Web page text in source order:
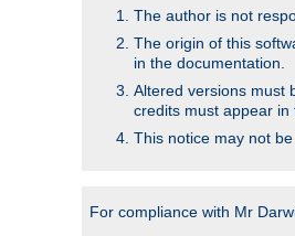
The author is not
The origin of this
in the documentation.
Altered versions must
credits must appear in
This notice may not
For compliance with Mr